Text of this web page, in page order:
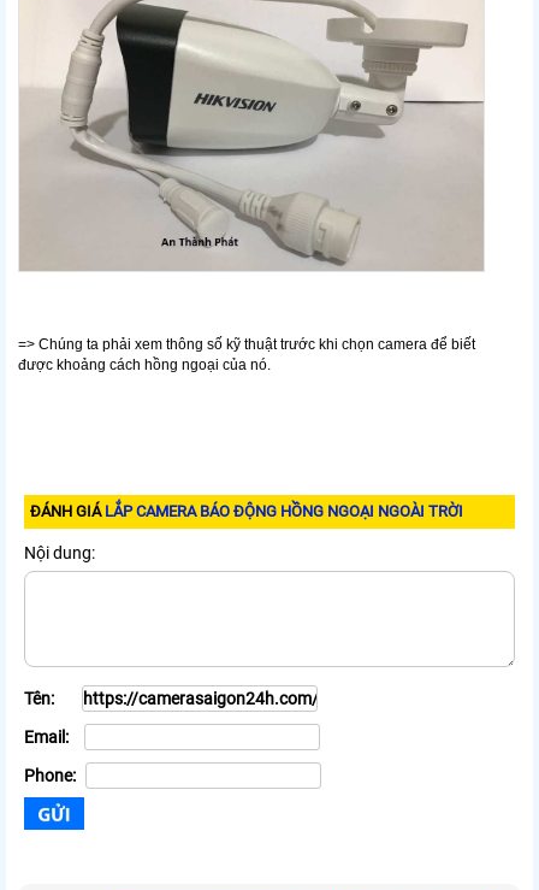
=> Chúng ta phải xem thông số kỹ thuật trước khi chọn camera để biết
được khoảng cách hồng ngoại của nó.
ĐÁNH GIÁ LẮP CAMERA BÁO ĐỘNG HỒNG NGOẠI NGOÀI TRỜI
Nội dung:
Tên:
Email:
Phone: